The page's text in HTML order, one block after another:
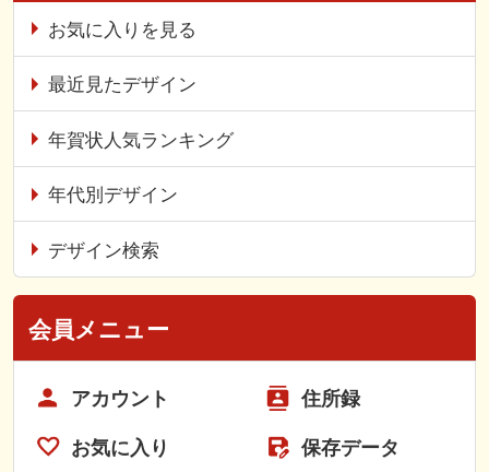
お気に入りを見る
最近見たデザイン
年賀状人気ランキング
年代別デザイン
デザイン検索
会員メニュー
アカウント 住所録
お気に入り 保存データ